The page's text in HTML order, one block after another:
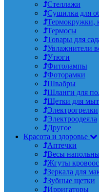
Стеллажи
Сушилка для
Термокружки,
Термосы
Товары для
Увлажнители
Утюги
Фитолампы
Фоторамки
Швабры
Шланги для
Щетки для
Электрогрелки
Электроодеяла
Другое
Красота и здоровье
Аптечки
Весы
Жгуты
Зеркала для
Зубные щетки
Ирригаторы